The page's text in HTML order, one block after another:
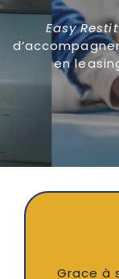
Easy Restit
en
Grace à